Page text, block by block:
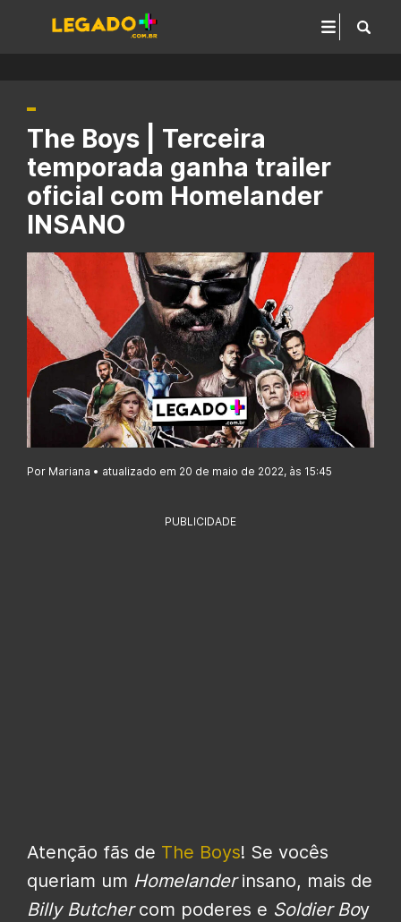
The Boys | Terceira
temporada ganha trailer
oficial com Homelander
INSANO
Por Mariana • atualizado em 20 de maio de 2022, às 15:45
PUBLICIDADE
Atenção fãs de The Boys! Se vocês
queriam um Homelanderinsano, mais de
Billy Butchercom poderes e Soldier Boy